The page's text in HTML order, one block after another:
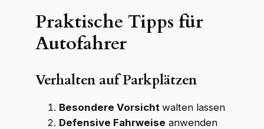
Praktische Tipps für
Autofahrer
Verhalten auf Parkplätzen
Besondere Vorsicht walten lassen
Defensive Fahrweise anwenden